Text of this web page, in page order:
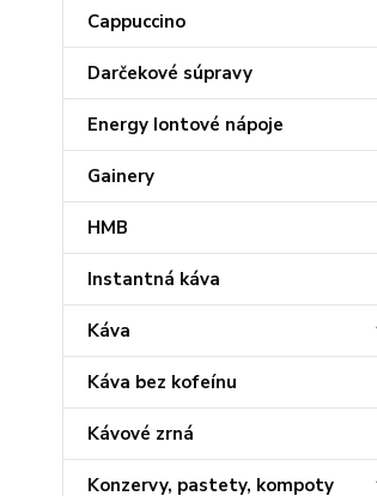
Cappuccino
Darčekové súpravy
Energy Iontové nápoje
Gainery
HMB
Instantná káva
Káva
Káva bez kofeínu
Kávové zrná
Konzervy, pastety, kompoty